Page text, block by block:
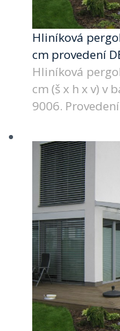
Hliníková
cm provedení
Hliníková
cm (š x h x v) v
9006. Provedení